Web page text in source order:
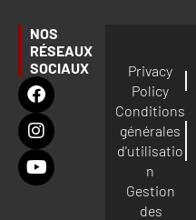
NOS
RÉSEAUX
SOCIAUX
Privacy
Policy
Conditions
générales
d'utilisatio
n
Gestion
des